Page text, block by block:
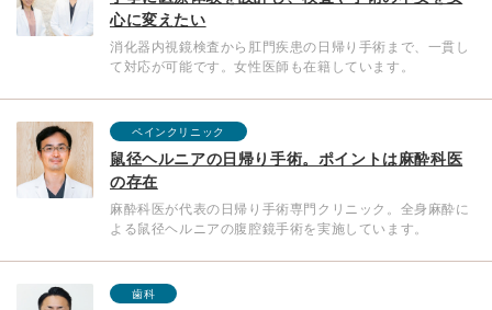
心に変えたい
消化器内視鏡検査から肛門疾患の日帰り手術まで、一貫し
て対応が可能です。女性医師も在籍しています。
ペインクリニック
鼠径ヘルニアの日帰り手術。ポイントは麻酔科医
の存在
麻酔科医が代表の日帰り手術専門クリニック。全身麻酔に
よる鼠径ヘルニアの腹腔鏡手術を実施しています。
歯科